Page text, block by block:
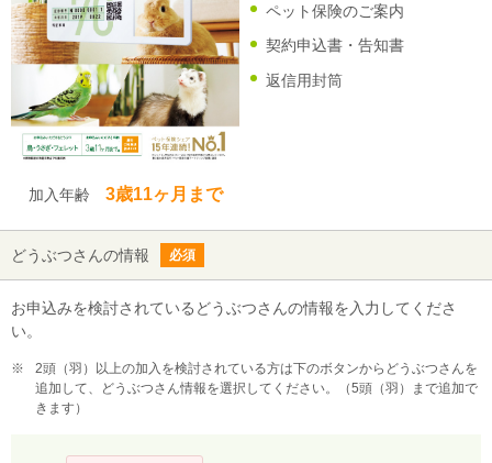
加入年齢 3歳11ヶ月まで
ペット保険のご案内
契約申込書・告知書
返信用封筒
どうぶつさんの情報 必須
お申込みを検討されているどうぶつさんの情報を入力してくださ
い。
※
2頭（羽）以上の加入を検討されている方は下のボタンからどうぶつさんを
追加して、どうぶつさん情報を選択してください。（5頭（羽）まで追加で
きます）